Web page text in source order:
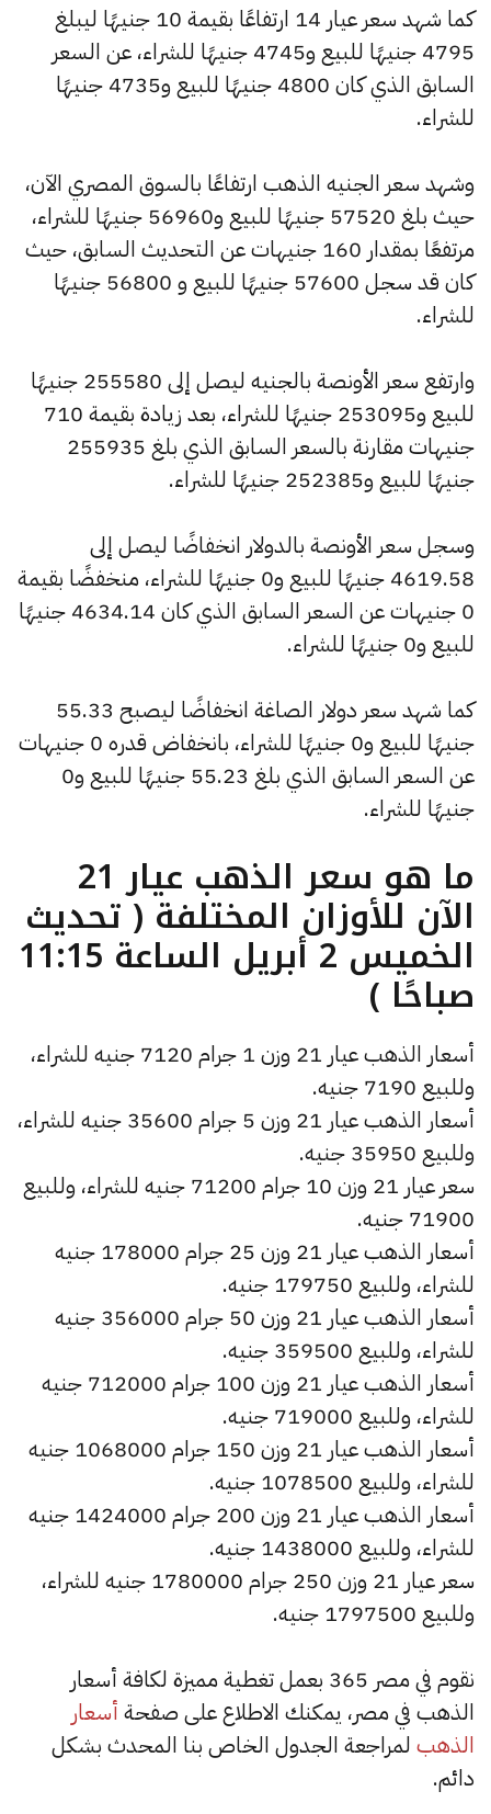
كما شهد سعر عيار 14 ارتفاعًا بقيمة 10 جنيهًا ليبلغ
4795 جنيهًا للبيع و4745 جنيهًا للشراء، عن السعر
السابق الذي كان 4800 جنيهًا للبيع و4735 جنيهًا
للشراء.
وشهد سعر الجنيه الذهب ارتفاعًا بالسوق المصري الآن،
حيث بلغ 57520 جنيهًا للبيع و56960 جنيهًا للشراء،
مرتفعًا بمقدار 160 جنيهات عن التحديث السابق، حيث
كان قد سجل 57600 جنيهًا للبيع و 56800 جنيهًا
للشراء.
وارتفع سعر الأونصة بالجنيه ليصل إلى 255580 جنيهًا
للبيع و253095 جنيهًا للشراء، بعد زيادة بقيمة 710
جنيهات مقارنة بالسعر السابق الذي بلغ 255935
جنيهًا للبيع و252385 جنيهًا للشراء.
وسجل سعر الأونصة بالدولار انخفاضًا ليصل إلى
4619.58 جنيهًا للبيع و0 جنيهًا للشراء، منخفضًا بقيمة
0 جنيهات عن السعر السابق الذي كان 4634.14 جنيهًا
للبيع و0 جنيهًا للشراء.
كما شهد سعر دولار الصاغة انخفاضًا ليصبح 55.33
جنيهًا للبيع و0 جنيهًا للشراء، بانخفاض قدره 0 جنيهات
عن السعر السابق الذي بلغ 55.23 جنيهًا للبيع و0
جنيهًا للشراء.
ما هو سعر الذهب عيار 21
الآن للأوزان المختلفة ( تحديث
الخميس 2 أبريل الساعة 11:15
صباحًا )
أسعار الذهب عيار 21 وزن 1 جرام 7120 جنيه للشراء،
وللبيع 7190 جنيه.
أسعار الذهب عيار 21 وزن 5 جرام 35600 جنيه للشراء،
وللبيع 35950 جنيه.
سعر عيار 21 وزن 10 جرام 71200 جنيه للشراء، وللبيع
71900 جنيه.
أسعار الذهب عيار 21 وزن 25 جرام 178000 جنيه
للشراء، وللبيع 179750 جنيه.
أسعار الذهب عيار 21 وزن 50 جرام 356000 جنيه
للشراء، وللبيع 359500 جنيه.
أسعار الذهب عيار 21 وزن 100 جرام 712000 جنيه
للشراء، وللبيع 719000 جنيه.
أسعار الذهب عيار 21 وزن 150 جرام 1068000 جنيه
للشراء، وللبيع 1078500 جنيه.
أسعار الذهب عيار 21 وزن 200 جرام 1424000 جنيه
للشراء، وللبيع 1438000 جنيه.
سعر عيار 21 وزن 250 جرام 1780000 جنيه للشراء،
وللبيع 1797500 جنيه.
نقوم في مصر 365 بعمل تغطية مميزة لكافة أسعار
الذهب في مصر، يمكنك الاطلاع على صفحة أسعار
الذهب لمراجعة الجدول الخاص بنا المحدث بشكل
دائم.